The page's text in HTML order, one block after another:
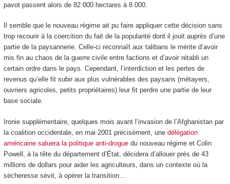
pavot passent alors de 82 000 hectares à 8 000.
Il semble que le nouveau régime ait pu faire appliquer cette décision sans
trop recourir à la coercition du fait de la popularité dont il jouit auprès d’une
partie de la paysannerie. Celle-ci reconnaît aux talibans le mérite d’avoir
mis fin au chaos de la guerre civile entre factions et d’avoir rétabli un
certain ordre dans le pays. Cependant, l’interdiction et les pertes de
revenus qu’elle fit subir aux plus vulnérables des paysans (métayers,
ouvriers agricoles, petits propriétaires) leur fit perdre une partie de leur
base sociale.
Ironie supplémentaire, quelques mois avant l’invasion de l’Afghanistan par
la coalition occidentale, en mai 2001 précisément, une délégation
américaine saluera la politique anti-droguedu nouveau régime et Colin
Powell, à la tête du département d’État, décidera d’allouer près de 43
millions de dollars pour aider les agriculteurs, dans un contexte où la
sécheresse sévit, à opérer la transition…